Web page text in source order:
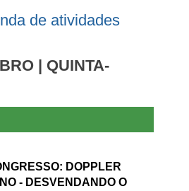
de atividades
| QUINTA-
DOPPLER
- DESVENDANDO O